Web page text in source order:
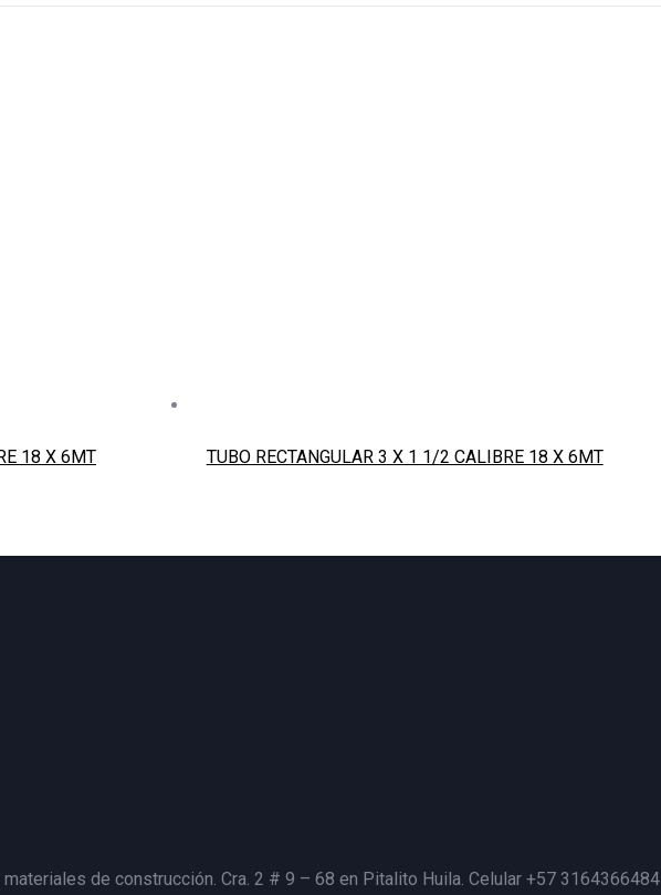
18 X 6MT TUBO RECTANGULAR 3 X 1 1/2 CALIBRE 18 X 6MT
materiales de construcción. Cra. 2 # 9 – 68 en Pitalito Huila. Celular +57 3164366484